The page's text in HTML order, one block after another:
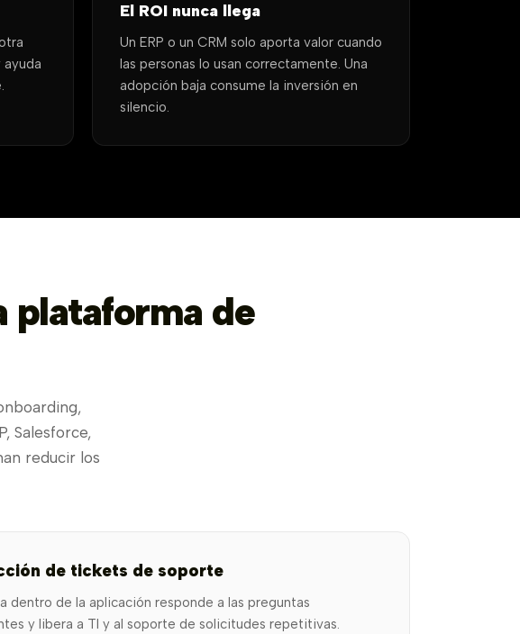
El ROI nunca llega
Un ERP o un CRM solo aporta valor cuando
las personas lo usan correctamente. Una
adopción baja consume la inversión en
silencio.
plataforma de
Salesforce,
reducir los
de tickets de soporte
dentro de la aplicación responde a las preguntas
y libera a TI y al soporte de solicitudes repetitivas.